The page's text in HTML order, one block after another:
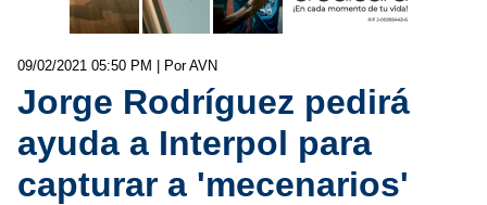
09/02/2021 05:50 PM | Por AVN
Jorge Rodríguez pedirá
ayuda a Interpol para
capturar a 'mecenarios'